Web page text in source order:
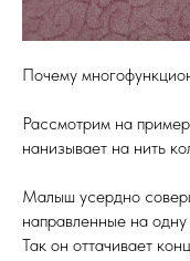
Почему
Рассмотрим на
нанизывает на нить
Малыш усердно
направленные на
Так он оттачивает